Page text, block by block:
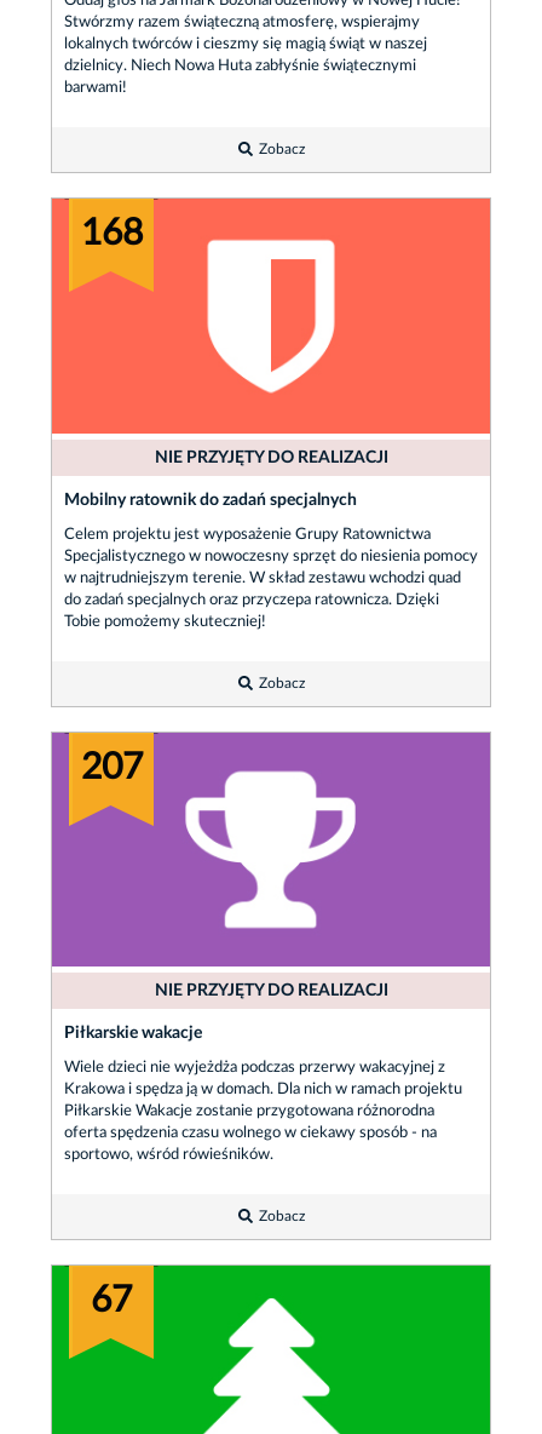
Stwórzmy razem świąteczną atmosferę, wspierajmy
lokalnych twórców i cieszmy się magią świąt w naszej
dzielnicy. Niech Nowa Huta zabłyśnie świątecznymi
barwami!
Zobacz
168
NIE PRZYJĘTY DO REALIZACJI
Mobilny ratownik do zadań specjalnych
Celem projektu jest wyposażenie Grupy Ratownictwa
Specjalistycznego w nowoczesny sprzęt do niesienia pomocy
w najtrudniejszym terenie. W skład zestawu wchodzi quad
do zadań specjalnych oraz przyczepa ratownicza. Dzięki
Tobie pomożemy skuteczniej!
Zobacz
207
NIE PRZYJĘTY DO REALIZACJI
Piłkarskie wakacje
Wiele dzieci nie wyjeżdża podczas przerwy wakacyjnej z
Krakowa i spędza ją w domach. Dla nich w ramach projektu
Piłkarskie Wakacje zostanie przygotowana różnorodna
oferta spędzenia czasu wolnego w ciekawy sposób - na
sportowo, wśród rówieśników.
Zobacz
67